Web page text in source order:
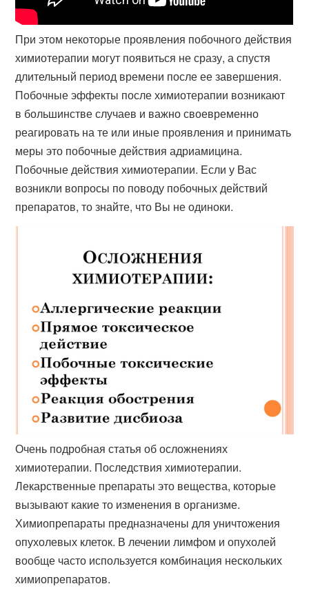
При этом некоторые проявления побочного действия
химиотерапии могут появиться не сразу, а спустя
длительный период времени после ее завершения.
Побочные эффекты после химиотерапии возникают
в большинстве случаев и важно своевременно
реагировать на те или иные проявления и принимать
меры это побочные действия адриамицина.
Побочные действия химиотерапии. Если у Вас
возникли вопросы по поводу побочных действий
препаратов, то знайте, что Вы не одиноки.
Очень подробная статья об осложнениях
химиотерапии. Последствия химиотерапии.
Лекарственные препараты это вещества, которые
вызывают какие то изменения в организме.
Химиопрепараты предназначены для уничтожения
опухолевых клеток. В лечении лимфом и опухолей
вообще часто используется комбинация нескольких
химиопрепаратов.